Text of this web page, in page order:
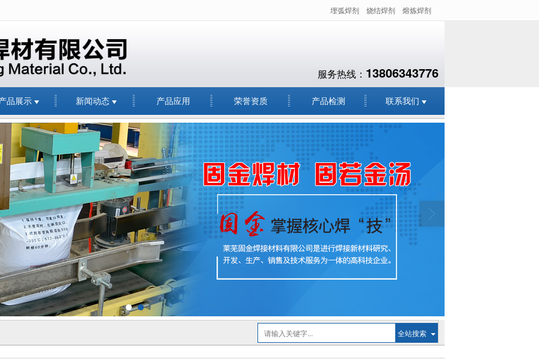
埋弧焊剂 烧结焊剂 熔炼焊剂
服务热线： 13806343776
品展示 新闻动态 产品应用 荣誉资质 产品检测 联系我们
全站搜索